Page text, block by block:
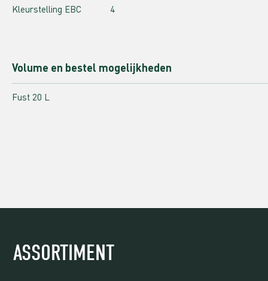
Kleurstelling EBC 4
Volume en bestel mogelijkheden
Fust 20 L
ASSORTIMENT